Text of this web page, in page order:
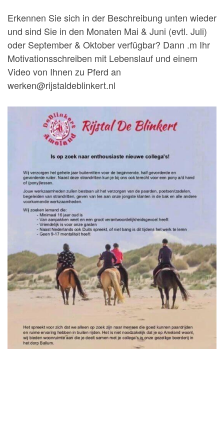
Erkennen Sie sich in der Beschreibung unten wieder
und sind Sie in den Monaten Mai & Juni (evtl. Juli)
oder September & Oktober verfügbar? Dann .m Ihr
Motivationsschreiben mit Lebenslauf und einem
Video von Ihnen zu Pferd an
werken@rijstaldeblinkert.nl